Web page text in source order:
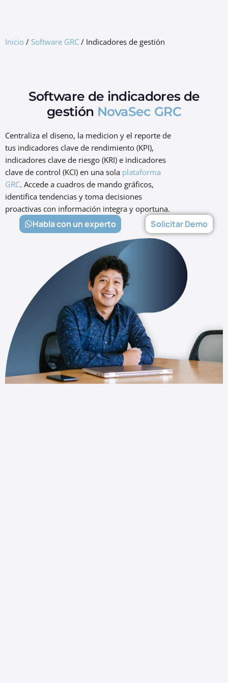
Inicio / Software GRC / Indicadores de gestión
Software de indicadores de
gestión NovaSec GRC
Centraliza el diseno, la medicion y el reporte de
tus indicadores clave de rendimiento (KPI),
indicadores clave de riesgo (KRI) e indicadores
clave de control (KCI) en una sola plataforma
GRC. Accede a cuadros de mando gráficos,
identifica tendencias y toma decisiones
proactivas con información integra y oportuna.
Habla con un experto Solicitar Demo